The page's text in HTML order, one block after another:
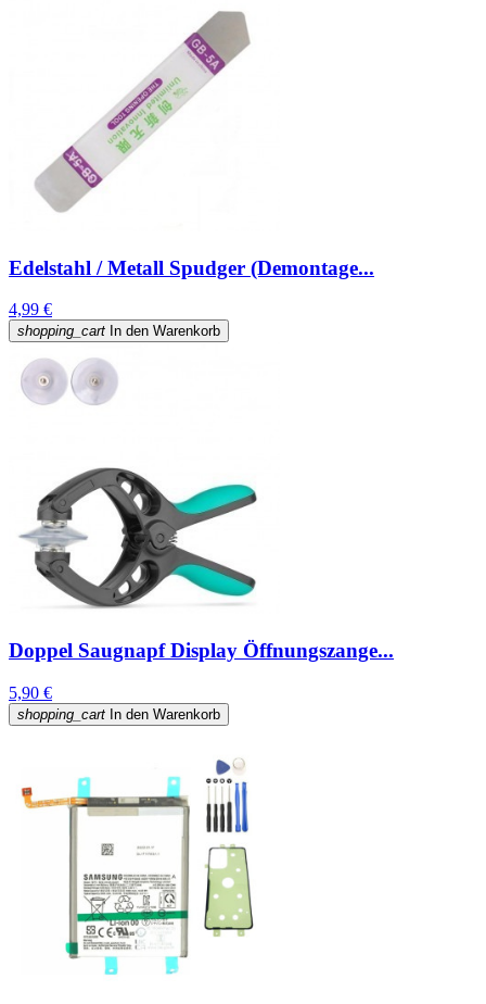
Edelstahl / Metall Spudger (Demontage...
4,99 €
shopping_cart In den Warenkorb
Doppel Saugnapf Display Öffnungszange...
5,90 €
shopping_cart In den Warenkorb